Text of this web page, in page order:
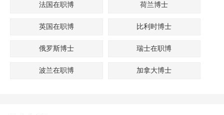
法国在职博 荷兰博士
英国在职博 比利时博士
俄罗斯博士 瑞士在职博
波兰在职博 加拿大博士